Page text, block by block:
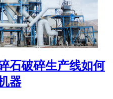
石破碎生产线如何
器